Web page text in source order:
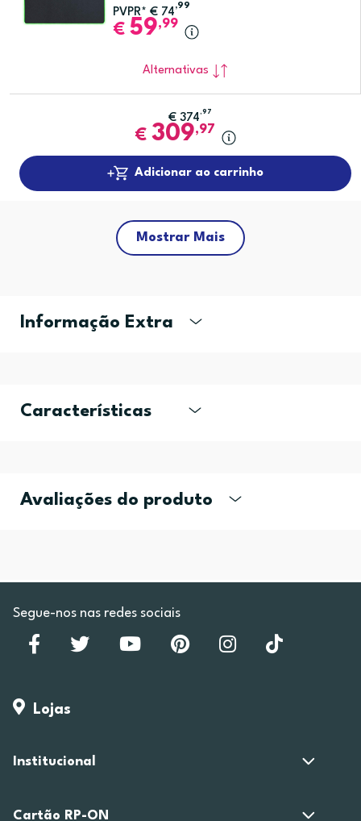
PVPR* € 74
,99
€ 59,99
Alternativas
€ 374 ,97
€ 309,97
Adicionar ao carrinho
Mostrar Mais
Informação Extra
Características
Avaliações do produto
Segue-nos nas redes sociais
Lojas
Institucional
Cartão RP-ON